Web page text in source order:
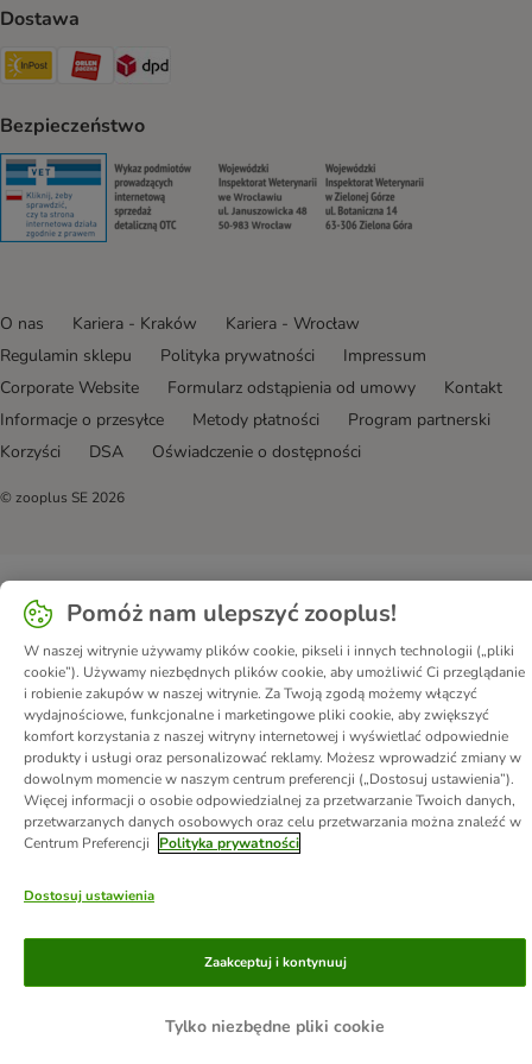
Dostawa
Paczkomat® Shipping Method
ORLEN Paczka Shipping Method
Bezpieczeństwo
Security Security Security
O nas Kariera - Kraków
Kariera - Wrocław
Regulamin sklepu
Polityka prywatności
Impressum
Corporate Website
Formularz odstąpienia od umowy
Kontakt
Informacje o przesyłce
Metody płatności
Program partnerski
Korzyści
DSA Oświadczenie o dostępności
© zooplus SE 2026
Pomóż nam ulepszyć zooplus!
W naszej witrynie używamy plików cookie, pikseli i innych technologii („pliki
cookie”). Używamy niezbędnych plików cookie, aby umożliwić Ci przeglądanie
i robienie zakupów w naszej witrynie. Za Twoją zgodą możemy włączyć
wydajnościowe, funkcjonalne i marketingowe pliki cookie, aby zwiększyć
komfort korzystania z naszej witryny internetowej i wyświetlać odpowiednie
produkty i usługi oraz personalizować reklamy. Możesz wprowadzić zmiany w
dowolnym momencie w naszym centrum preferencji („Dostosuj ustawienia”).
Więcej informacji o osobie odpowiedzialnej za przetwarzanie Twoich danych,
przetwarzanych danych osobowych oraz celu przetwarzania można znaleźć w
Centrum Preferencji
Polityka prywatności
Dostosuj ustawienia
Tylko niezbędne pliki cookie
Zaakceptuj i kontynuuj